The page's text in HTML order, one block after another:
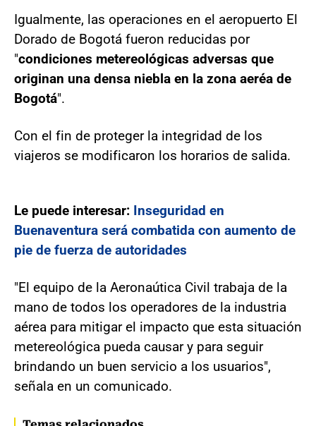
Igualmente, las operaciones en el aeropuerto El
Dorado de Bogotá fueron reducidas por
"condiciones metereológicas adversas que
originan una densa niebla en la zona aeréa de
Bogotá".
Con el fin de proteger la integridad de los
viajeros se modificaron los horarios de salida.
Le puede interesar: Inseguridad en
Buenaventura será combatida con aumento de
pie de fuerza de autoridades
"El equipo de la Aeronaútica Civil trabaja de la
mano de todos los operadores de la industria
aérea para mitigar el impacto que esta situación
metereológica pueda causar y para seguir
brindando un buen servicio a los usuarios",
señala en un comunicado.